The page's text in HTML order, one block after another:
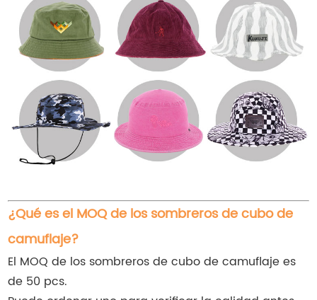
¿Qué es el MOQ de los sombreros de cubo de
camuflaje?
El MOQ de los sombreros de cubo de camuflaje es
de 50 pcs.